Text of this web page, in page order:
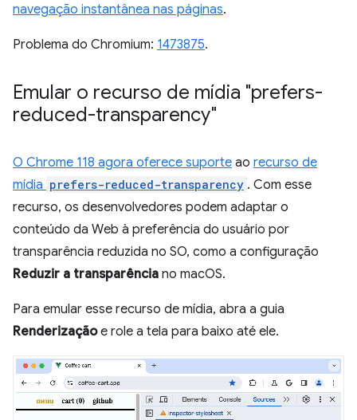
navegação instantânea nas páginas.
Problema do Chromium: 1473875.
Emular o recurso de mídia "prefers-
reduced-transparency"
O Chrome 118 agora oferece suporte ao recurso de
mídia prefers-reduced-transparency . Com esse
recurso, os desenvolvedores podem adaptar o
conteúdo da Web à preferência do usuário por
transparência reduzida no SO, como a configuração
Reduzir a transparência no macOS.
Para emular esse recurso de mídia, abra a guia
Renderizaçãoe role a tela para baixo até ele.